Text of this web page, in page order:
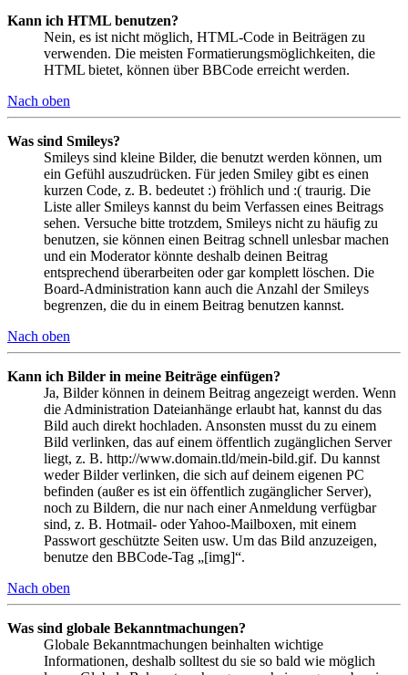
Kann ich HTML benutzen?
Nein, es ist nicht möglich, HTML-Code in Beiträgen zu
verwenden. Die meisten Formatierungsmöglichkeiten, die
HTML bietet, können über BBCode erreicht werden.
Nach oben
Was sind Smileys?
Smileys sind kleine Bilder, die benutzt werden können, um
ein Gefühl auszudrücken. Für jeden Smiley gibt es einen
kurzen Code, z. B. bedeutet :) fröhlich und :( traurig. Die
Liste aller Smileys kannst du beim Verfassen eines Beitrags
sehen. Versuche bitte trotzdem, Smileys nicht zu häufig zu
benutzen, sie können einen Beitrag schnell unlesbar machen
und ein Moderator könnte deshalb deinen Beitrag
entsprechend überarbeiten oder gar komplett löschen. Die
Board-Administration kann auch die Anzahl der Smileys
begrenzen, die du in einem Beitrag benutzen kannst.
Nach oben
Kann ich Bilder in meine Beiträge einfügen?
Ja, Bilder können in deinem Beitrag angezeigt werden. Wenn
die Administration Dateianhänge erlaubt hat, kannst du das
Bild auch direkt hochladen. Ansonsten musst du zu einem
Bild verlinken, das auf einem öffentlich zugänglichen Server
liegt, z. B. http://www.domain.tld/mein-bild.gif. Du kannst
weder Bilder verlinken, die sich auf deinem eigenen PC
befinden (außer es ist ein öffentlich zugänglicher Server),
noch zu Bildern, die nur nach einer Anmeldung verfügbar
sind, z. B. Hotmail- oder Yahoo-Mailboxen, mit einem
Passwort geschützte Seiten usw. Um das Bild anzuzeigen,
benutze den BBCode-Tag „[img]“.
Nach oben
Was sind globale Bekanntmachungen?
Globale Bekanntmachungen beinhalten wichtige
Informationen, deshalb solltest du sie so bald wie möglich